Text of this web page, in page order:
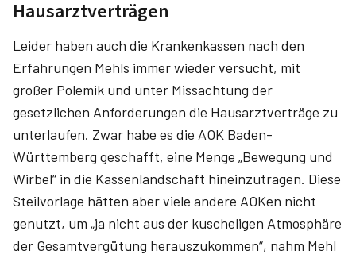
Hausarztverträgen
Leider haben auch die Krankenkassen nach den
Erfahrungen Mehls immer wieder versucht, mit
großer Polemik und unter Missachtung der
gesetzlichen Anforderungen die Hausarztverträge zu
unterlaufen. Zwar habe es die AOK Baden-
Württemberg geschafft, eine Menge „Bewegung und
Wirbel“ in die Kassenlandschaft hineinzutragen. Diese
Steilvorlage hätten aber viele andere AOKen nicht
genutzt, um „ja nicht aus der kuscheligen Atmosphäre
der Gesamtvergütung herauszukommen“, nahm Mehl